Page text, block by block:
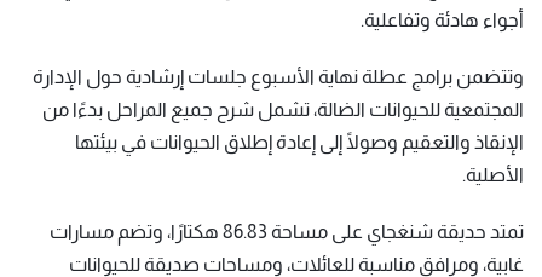
أجواء هادئة وتفاعلية.
وتتضمن برامج عطلة نهاية الأسبوع جلسات إرشادية حول الإدارة
المجتمعية للحيوانات الضالة، تشمل شرح جميع المراحل بدءًا من
الإنقاذ والتعقيم وصولًا إلى إعادة إطلاق الحيوانات في بيئتها
الأصلية.
تمتد حديقة شنغجاي على مساحة 86.83 هكتارًا، وتضم مسارات
غابية، ومرافق مناسبة للعائلات، ومساحات صديقة للحيوانات